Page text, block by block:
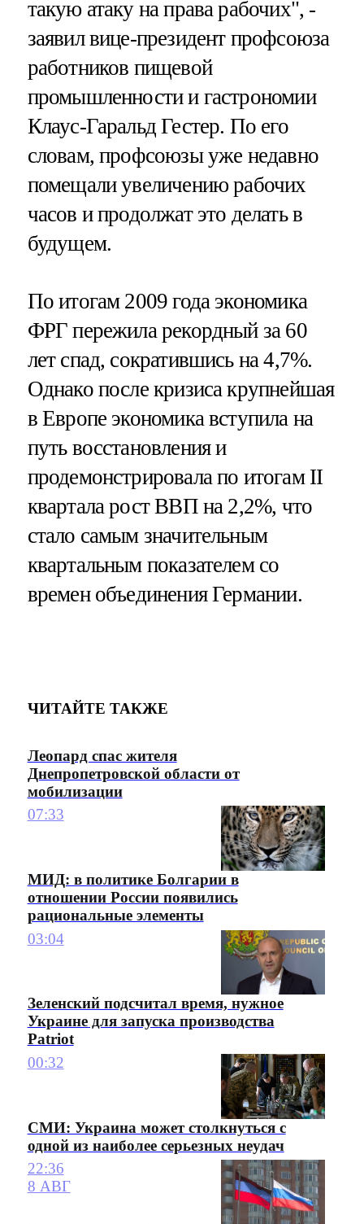
такую атаку на права рабочих", -
заявил вице-президент профсоюза
работников пищевой
промышленности и гастрономии
Клаус-Гаральд Гестер. По его
словам, профсоюзы уже недавно
помещали увеличению рабочих
часов и продолжат это делать в
будущем.
По итогам 2009 года экономика
ФРГ пережила рекордный за 60
лет спад, сократившись на 4,7%.
Однако после кризиса крупнейшая
в Европе экономика вступила на
путь восстановления и
продемонстрировала по итогам II
квартала рост ВВП на 2,2%, что
стало самым значительным
квартальным показателем со
времен объединения Германии.
ЧИТАЙТЕ ТАКЖЕ
Леопард спас жителя
Днепропетровской области от
мобилизации
07:33
МИД: в политике Болгарии в
отношении России появились
рациональные элементы
03:04
Зеленский подсчитал время, нужное
Украине для запуска производства
Patriot
00:32
СМИ: Украина может столкнуться с
одной из наиболее серьезных неудач
22:36
8 АВГ